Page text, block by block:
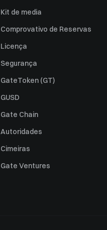
Kit de media
Comprovativo de Reservas
Licença
Segurança
GateToken (GT)
GUSD
Gate Chain
Autoridades
Cimeiras
Gate Ventures